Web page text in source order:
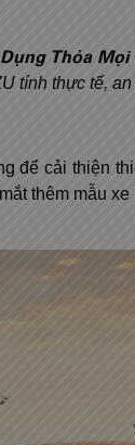
Thỏa Mọi
tính thực tế,
để cải thiện
thêm mẫu